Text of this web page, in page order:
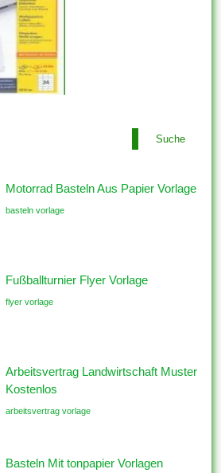
Suche
Motorrad Basteln Aus Papier Vorlage
basteln vorlage
Fußballturnier Flyer Vorlage
flyer vorlage
Arbeitsvertrag Landwirtschaft Muster
Kostenlos
arbeitsvertrag vorlage
Basteln Mit tonpapier Vorlagen